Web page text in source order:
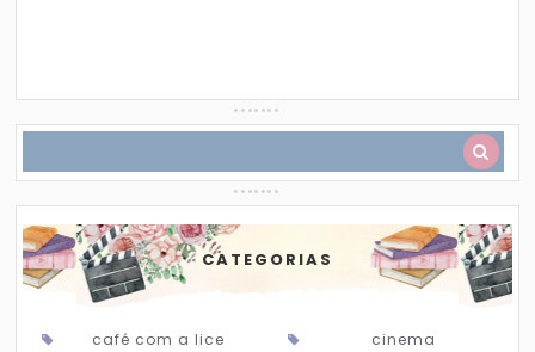
CATEGORIAS
café com a lice
cinema